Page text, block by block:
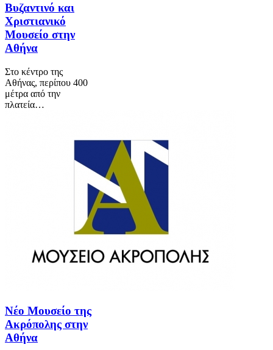
Βυζαντινό και
Χριστιανικό
Μουσείο στην
Αθήνα
Στο κέντρο της
Αθήνας, περίπου 400
μέτρα από την
πλατεία…
Νέο Μουσείο της
Ακρόπολης στην
Αθήνα